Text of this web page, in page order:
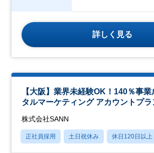
詳しく見る
【大阪】業界未経験OK！140％事
タルマーケティング アカウントプラ
株式会社SANN
正社員採用 土日祝休み 休日120日以上